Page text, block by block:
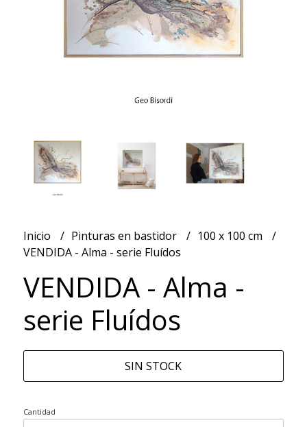
Inicio Pinturas en bastidor
100 x 100 cm
VENDIDA - Alma - serie Fluídos
VENDIDA - Alma -
serie Fluídos
SIN STOCK
Cantidad